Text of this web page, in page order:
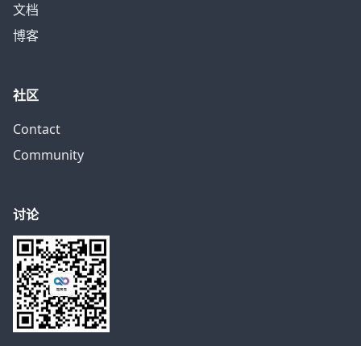
文档
博客
社区
Contact
Community
讨论